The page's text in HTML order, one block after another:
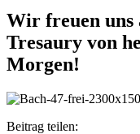
Wir freuen uns
Tresaury von
Morgen!
Beitrag teilen: